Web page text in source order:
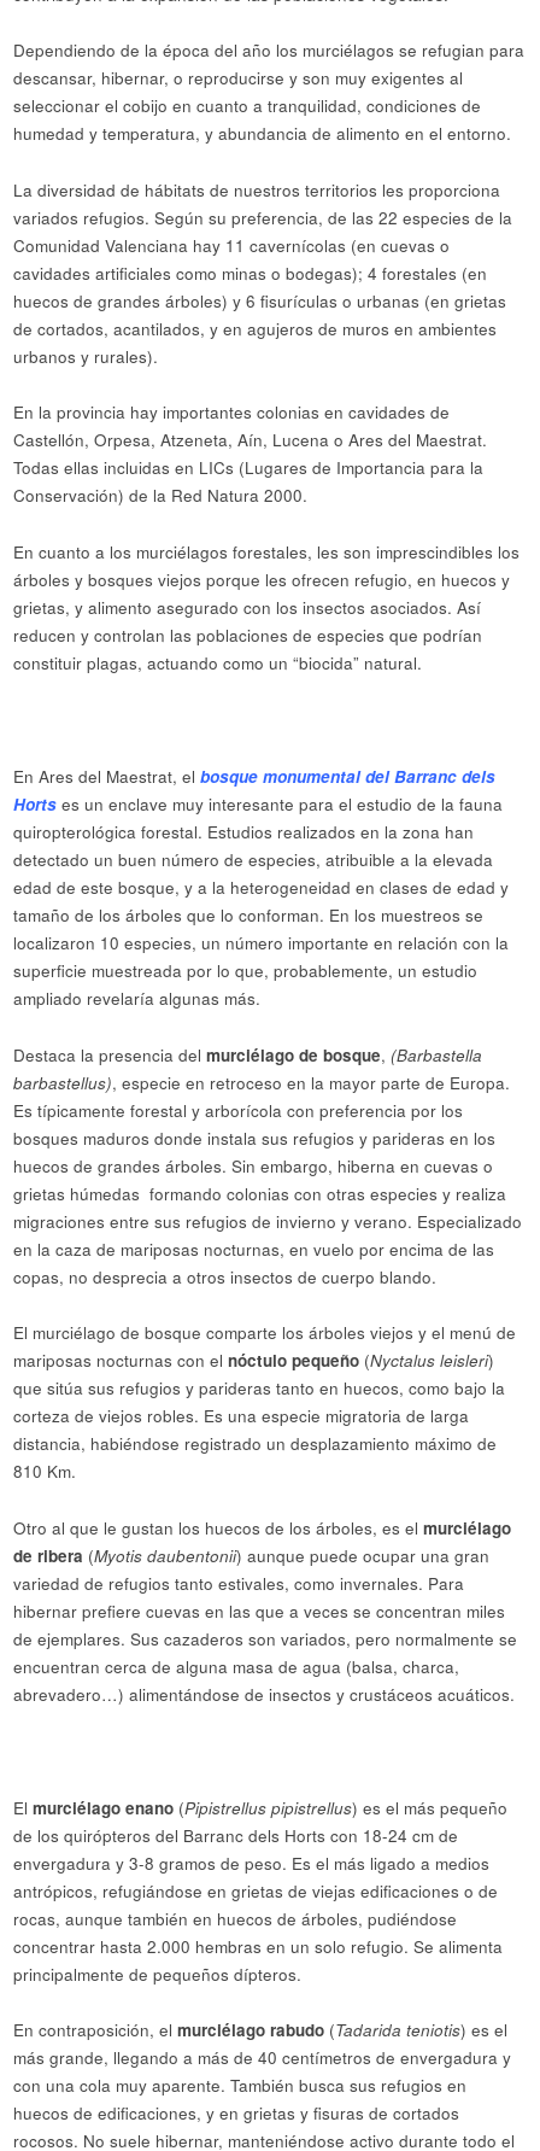
Dependiendo de la época del año los murciélagos se refugian para
descansar, hibernar, o reproducirse y son muy exigentes al
seleccionar el cobijo en cuanto a tranquilidad, condiciones de
humedad y temperatura, y abundancia de alimento en el entorno.
La diversidad de hábitats de nuestros territorios les proporciona
variados refugios. Según su preferencia, de las 22 especies de la
Comunidad Valenciana hay 11 cavernícolas (en cuevas o
cavidades artificiales como minas o bodegas); 4 forestales (en
huecos de grandes árboles) y 6 fisurículas o urbanas (en grietas
de cortados, acantilados, y en agujeros de muros en ambientes
urbanos y rurales).
En la provincia hay importantes colonias en cavidades de
Castellón, Orpesa, Atzeneta, Aín, Lucena o Ares del Maestrat.
Todas ellas incluidas en LICs (Lugares de Importancia para la
Conservación) de la Red Natura 2000.
En cuanto a los murciélagos forestales, les son imprescindibles los
árboles y bosques viejos porque les ofrecen refugio, en huecos y
grietas, y alimento asegurado con los insectos asociados. Así
reducen y controlan las poblaciones de especies que podrían
constituir plagas, actuando como un “biocida” natural.
En Ares del Maestrat, elbosque monumental del Barranc dels
Horts es un enclave muy interesante para el estudio de la fauna
quiropterológica forestal. Estudios realizados en la zona han
detectado un buen número de especies, atribuible a la elevada
edad de este bosque, y a la heterogeneidad en clases de edad y
tamaño de los árboles que lo conforman. En los muestreos se
localizaron 10 especies, un número importante en relación con la
superficie muestreada por lo que, probablemente, un estudio
ampliado revelaría algunas más.
Destaca la presencia delmurciélago de bosque, (Barbastella
barbastellus), especie en retroceso en la mayor parte de Europa.
Es típicamente forestal y arborícola con preferencia por los
bosques maduros donde instala sus refugios y parideras en los
huecos de grandes árboles. Sin embargo, hiberna en cuevas o
grietas húmedas formando colonias con otras especies y realiza
migraciones entre sus refugios de invierno y verano. Especializado
en la caza de mariposas nocturnas, en vuelo por encima de las
copas, no desprecia a otros insectos de cuerpo blando.
El murciélago de bosque comparte los árboles viejos y el menú de
mariposas nocturnas con elnóctulo pequeño (Nyctalus leisleri)
que sitúa sus refugios y parideras tanto en huecos, como bajo la
corteza de viejos robles. Es una especie migratoria de larga
distancia, habiéndose registrado un desplazamiento máximo de
810 Km.
Otro al que le gustan los huecos de los árboles, es elmurciélago
de ribera (Myotis daubentonii) aunque puede ocupar una gran
variedad de refugios tanto estivales, como invernales. Para
hibernar prefiere cuevas en las que a veces se concentran miles
de ejemplares. Sus cazaderos son variados, pero normalmente se
encuentran cerca de alguna masa de agua (balsa, charca,
abrevadero…) alimentándose de insectos y crustáceos acuáticos.
Elmurciélago enano (Pipistrellus pipistrellus) es el más pequeño
de los quirópteros del Barranc dels Horts con 18-24 cm de
envergadura y 3-8 gramos de peso. Es el más ligado a medios
antrópicos, refugiándose en grietas de viejas edificaciones o de
rocas, aunque también en huecos de árboles, pudiéndose
concentrar hasta 2.000 hembras en un solo refugio. Se alimenta
principalmente de pequeños dípteros.
En contraposición, elmurciélago rabudo (Tadarida teniotis) es el
más grande, llegando a más de 40 centímetros de envergadura y
con una cola muy aparente. También busca sus refugios en
huecos de edificaciones, y en grietas y fisuras de cortados
rocosos. No suele hibernar, manteniéndose activo durante todo el